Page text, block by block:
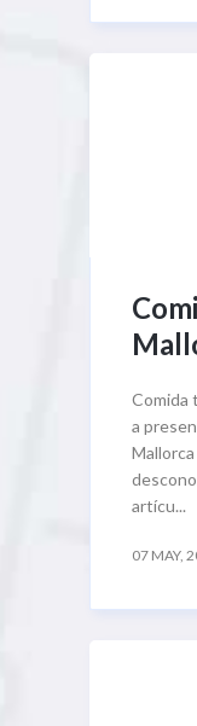
Comida
a
artícu...
07 MAY,